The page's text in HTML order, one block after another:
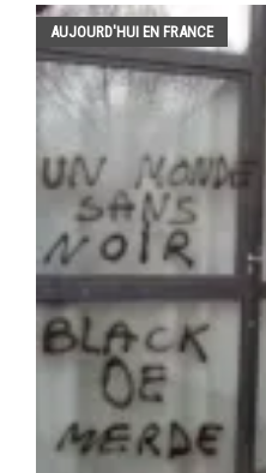
AUJOURD'HUI EN FRANCE